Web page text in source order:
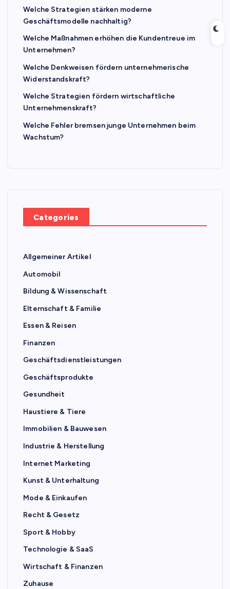
Welche Strategien stärken moderne
Geschäftsmodelle nachhaltig?
Welche Maßnahmen erhöhen die Kundentreue im
Unternehmen?
Welche Denkweisen fördern unternehmerische
Widerstandskraft?
Welche Strategien fördern wirtschaftliche
Unternehmenskraft?
Welche Fehler bremsen junge Unternehmen beim
Wachstum?
Categories
Allgemeiner Artikel
Automobil
Bildung & Wissenschaft
Elternschaft & Familie
Essen & Reisen
Finanzen
Geschäftsdienstleistungen
Geschäftsprodukte
Gesundheit
Haustiere & Tiere
Immobilien & Bauwesen
Industrie & Herstellung
Internet Marketing
Kunst & Unterhaltung
Mode & Einkaufen
Recht & Gesetz
Sport & Hobby
Technologie & SaaS
Wirtschaft & Finanzen
Zuhause